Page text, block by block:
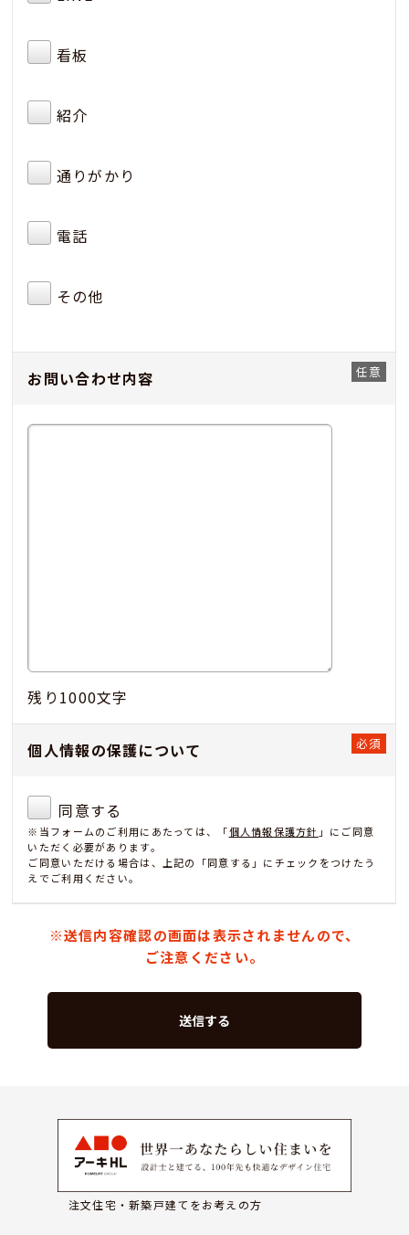
看板
紹介
通りがかり
電話
その他
お問い合わせ内容
残り 1000文字
個人情報の保護について
同意する
※当フォームのご利用にあたっては、「個人情報保護方針 」にご同意
いただく必要があります。
ご同意いただける場合は、上記の「同意する」にチェックをつけたう
えでご利用ください。
※送信内容確認の画面は表示されませんので、
ご注意ください。
注文住宅・新築戸建てをお考えの方